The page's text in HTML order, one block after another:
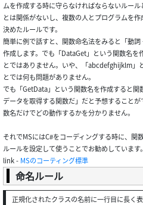
ムを作成する時に守らなければならないルー
とは関係がないし、複数の人とプログラムを
決めたルールです。
簡単に例で話すと、関数命名法をみると「動
作成します。でも「DataGet」という関数名を
とではありません。いや、「abcdefghijklm」
とでは何も問題がありません。
でも「GetData」という関数名を作成すると
データを取得する関数だ」だと予想すること
数名だけでどの動作するかを分かりません。
それでMSにはC#をコーディングする時に、関
ルールを設定して使うことでお勧めしています
link - MSのコーティング標準
命名ルール
正規化されたクラスの名前に一行目に長く